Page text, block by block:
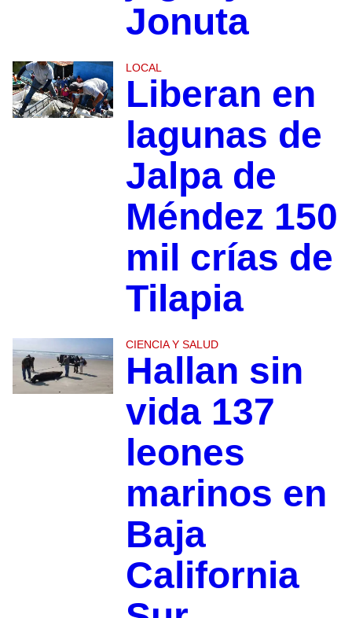
Jonuta
LOCAL
Liberan en
lagunas de
Jalpa de
Méndez 150
mil crías de
Tilapia
CIENCIA Y SALUD
Hallan sin
vida 137
leones
marinos en
Baja
California